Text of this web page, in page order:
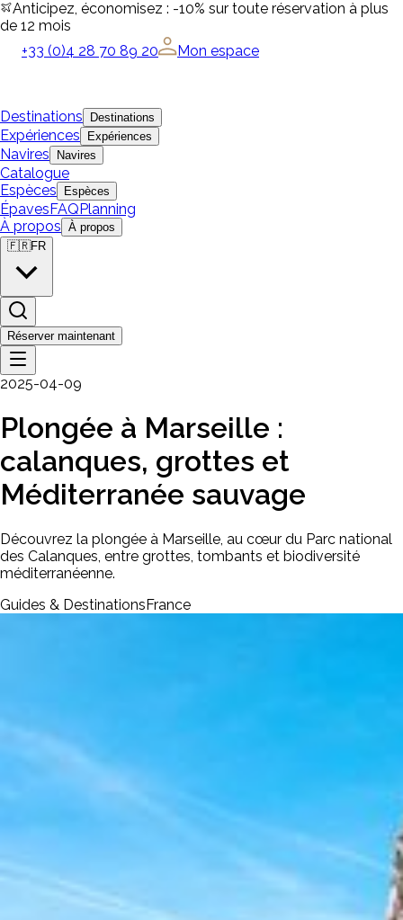
Anticipez, économisez : -10% sur toute réservation à plus
de 12 mois
+33 (0)4 28 70 89 20
Mon espace
Destinations Destinations
Expériences Expériences
Navires Navires
Catalogue
Espèces
Espèces
ÉpavesFAQPlanning
À propos À propos
🇫🇷FR
Réserver maintenant
2025-04-09
Plongée à Marseille :
calanques, grottes et
Méditerranée sauvage
Découvrez la plongée à Marseille, au cœur du Parc national
des Calanques, entre grottes, tombants et biodiversité
méditerranéenne.
Guides & DestinationsFrance